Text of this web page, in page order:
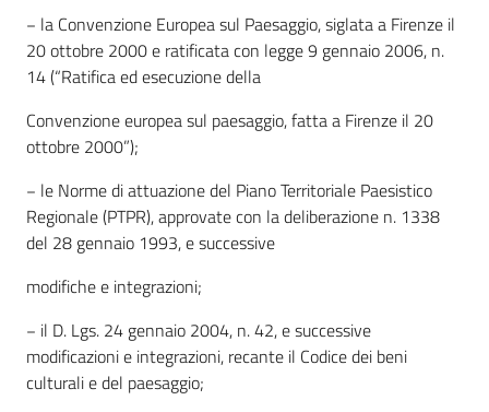
− la Convenzione Europea sul Paesaggio, siglata a Firenze il
20 ottobre 2000 e ratificata con legge 9 gennaio 2006, n.
14 (“Ratifica ed esecuzione della
Convenzione europea sul paesaggio, fatta a Firenze il 20
ottobre 2000”);
− le Norme di attuazione del Piano Territoriale Paesistico
Regionale (PTPR), approvate con la deliberazione n. 1338
del 28 gennaio 1993, e successive
modifiche e integrazioni;
− il D. Lgs. 24 gennaio 2004, n. 42, e successive
modificazioni e integrazioni, recante il Codice dei beni
culturali e del paesaggio;